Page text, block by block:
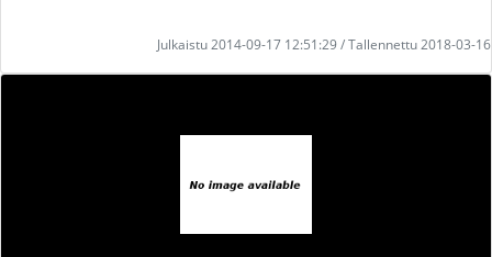
Julkaistu 2014-09-17 12:51:29 / Tallennettu 2018-03-16